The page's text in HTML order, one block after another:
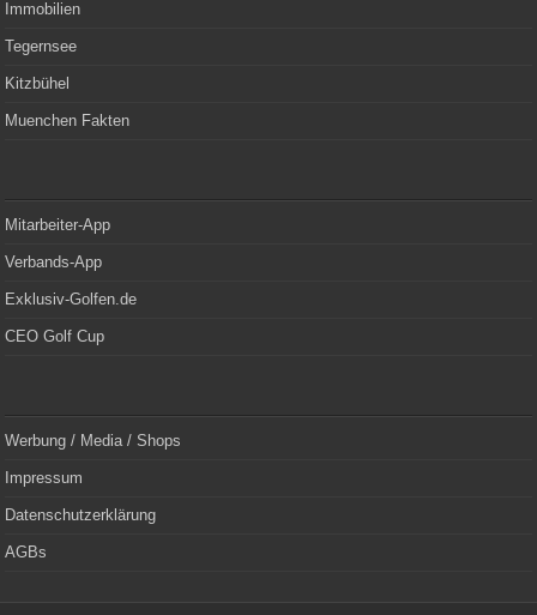
Immobilien
Tegernsee
Kitzbühel
Muenchen Fakten
Mitarbeiter-App
Verbands-App
Exklusiv-Golfen.de
CEO Golf Cup
Werbung / Media / Shops
Impressum
Datenschutzerklärung
AGBs